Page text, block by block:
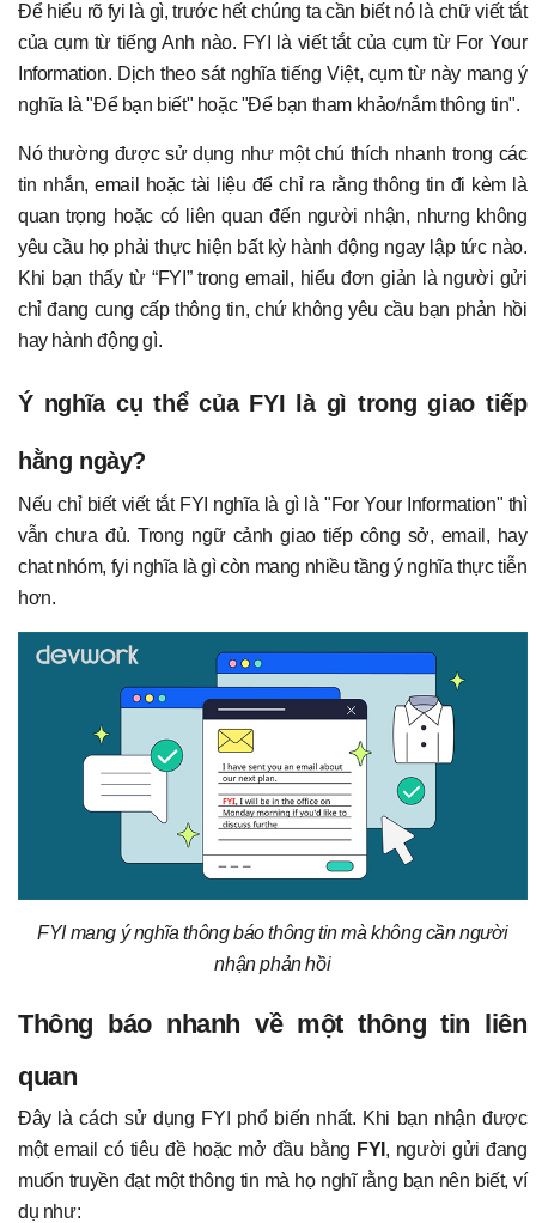
Để hiểu rõ fyi là gì, trước hết chúng ta cần biết nó là chữ viết tắt
của cụm từ tiếng Anh nào. FYI là viết tắt của cụm từ For Your
Information. Dịch theo sát nghĩa tiếng Việt, cụm từ này mang ý
nghĩa là "Để bạn biết" hoặc "Để bạn tham khảo/nắm thông tin".
Nó thường được sử dụng như một chú thích nhanh trong các
tin nhắn, email hoặc tài liệu để chỉ ra rằng thông tin đi kèm là
quan trọng hoặc có liên quan đến người nhận, nhưng không
yêu cầu họ phải thực hiện bất kỳ hành động ngay lập tức nào.
Khi bạn thấy từ “FYI” trong email, hiểu đơn giản là người gửi
chỉ đang cung cấp thông tin, chứ không yêu cầu bạn phản hồi
hay hành động gì.
Ý nghĩa cụ thể của FYI là gì trong giao tiếp
hằng ngày?
Nếu chỉ biết viết tắt FYI nghĩa là gì là "For Your Information" thì
vẫn chưa đủ. Trong ngữ cảnh giao tiếp công sở, email, hay
chat nhóm, fyi nghĩa là gì còn mang nhiều tầng ý nghĩa thực tiễn
hơn.
FYI mang ý nghĩa thông báo thông tin mà không cần người
nhận phản hồi
Thông báo nhanh về một thông tin liên
quan
Đây là cách sử dụng FYI phổ biến nhất. Khi bạn nhận được
một email có tiêu đề hoặc mở đầu bằng FYI , người gửi đang
muốn truyền đạt một thông tin mà họ nghĩ rằng bạn nên biết, ví
dụ như: